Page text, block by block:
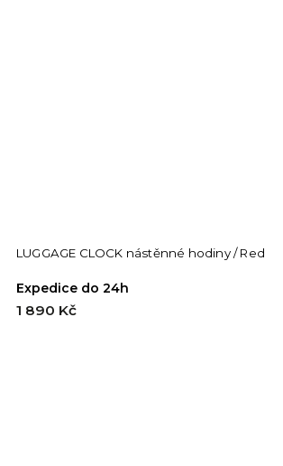
LUGGAGE CLOCK nástěnné hodiny / Red
Expedice do 24h
1 890 Kč